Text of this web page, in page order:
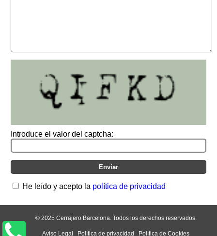
Introduce el valor del captcha:
He leído y acepto la política de privacidad
© 2025 Cerrajero Barcelona. Todos los derechos reservados.
Aviso Legal Política de privacidad Política de Cookies